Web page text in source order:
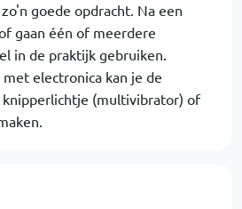
goede opdracht. Na een
gaan één of meerdere
in de praktijk gebruiken.
electronica kan je de
(multivibrator) of